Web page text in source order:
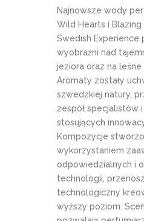
Najnowsze wody
Wild Hearts i Blazing
Swedish Experience
wyobraźni nad
jeziora oraz na leśne
Aromaty zostały
szwedzkiej natury,
zespół specjalistów
stosujących
Kompozycje
wykorzystaniem
odpowiedzialnych i
technologii,
technologiczny
wyższy poziom.